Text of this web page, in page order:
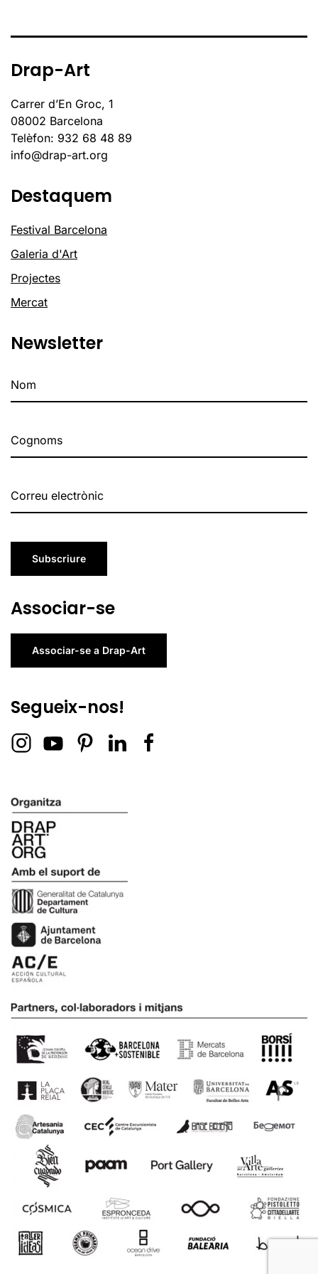
Drap-Art
Carrer d’En Groc, 1
08002 Barcelona
Telèfon: 932 68 48 89
info@drap-art.org
Destaquem
Festival Barcelona
Galeria d'Art
Projectes
Mercat
Newsletter
Subscriure
Associar-se
Associar-se a Drap-Art
Segueix-nos!